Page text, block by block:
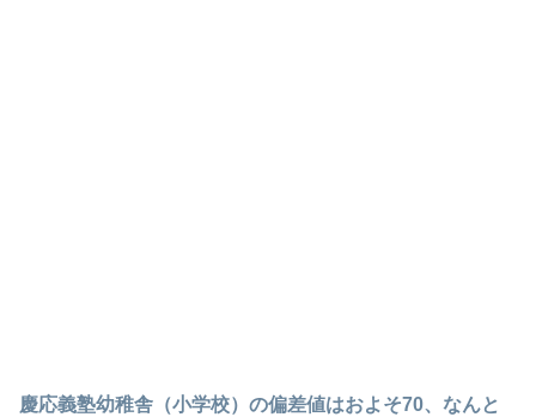
慶応義塾幼稚舎（小学校）の偏差値はおよそ70、なんと